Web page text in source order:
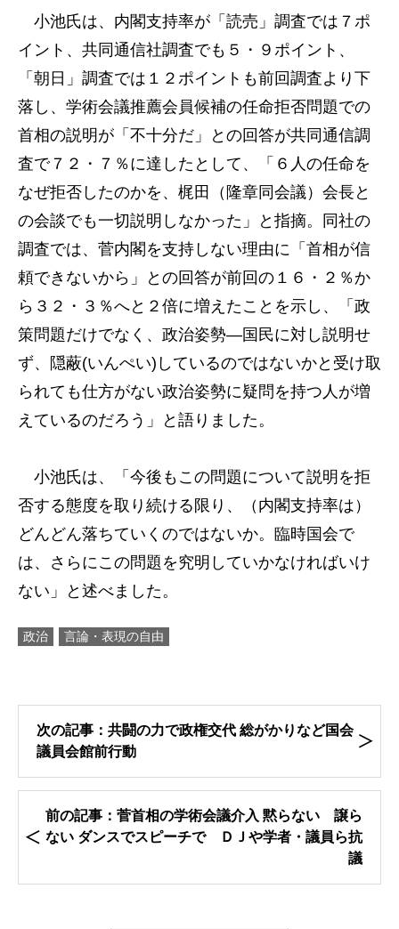
小池氏は、内閣支持率が「読売」調査では７ポ
イント、共同通信社調査でも５・９ポイント、
「朝日」調査では１２ポイントも前回調査より下
落し、学術会議推薦会員候補の任命拒否問題での
首相の説明が「不十分だ」との回答が共同通信調
査で７２・７％に達したとして、「６人の任命を
なぜ拒否したのかを、梶田（隆章同会議）会長と
の会談でも一切説明しなかった」と指摘。同社の
調査では、菅内閣を支持しない理由に「首相が信
頼できないから」との回答が前回の１６・２％か
ら３２・３％へと２倍に増えたことを示し、「政
策問題だけでなく、政治姿勢―国民に対し説明せ
ず、隠蔽(いんぺい)しているのではないかと受け取
られても仕方がない政治姿勢に疑問を持つ人が増
えているのだろう」と語りました。
小池氏は、「今後もこの問題について説明を拒
否する態度を取り続ける限り、（内閣支持率は）
どんどん落ちていくのではないか。臨時国会で
は、さらにこの問題を究明していかなければいけ
ない」と述べました。
政治 言論・表現の自由
次の記事：共闘の力で政権交代 総がかりなど国会
議員会館前行動
前の記事：菅首相の学術会議介入 黙らない 譲ら
ない ダンスでスピーチで ＤＪや学者・議員ら抗
議